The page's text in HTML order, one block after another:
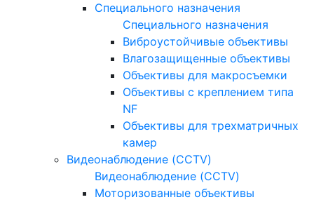
Специального назначения
Специального назначения
Виброустойчивые объективы
Влагозащищенные объективы
Объективы для макросъемки
Объективы с креплением типа
NF
Объективы для трехматричных
камер
Видеонаблюдение (CCTV)
Видеонаблюдение (CCTV)
Моторизованные объективы